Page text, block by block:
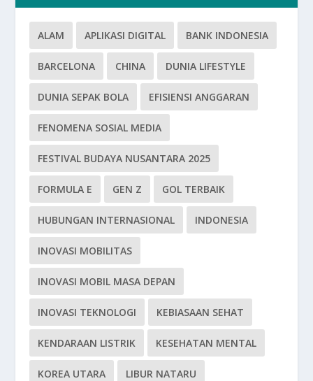
ALAM APLIKASI DIGITAL BANK INDONESIA
BARCELONA CHINA DUNIA LIFESTYLE
DUNIA SEPAK BOLA EFISIENSI ANGGARAN
FENOMENA SOSIAL MEDIA
FESTIVAL BUDAYA NUSANTARA 2025
FORMULA E GEN Z GOL TERBAIK
HUBUNGAN INTERNASIONAL INDONESIA
INOVASI MOBILITAS
INOVASI MOBIL MASA DEPAN
INOVASI TEKNOLOGI KEBIASAAN SEHAT
KENDARAAN LISTRIK KESEHATAN MENTAL
KOREA UTARA LIBUR NATARU